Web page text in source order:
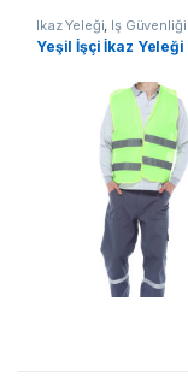
İkaz Yeleği İş Güvenliği
Yeşil İşçi İkaz Yeleği